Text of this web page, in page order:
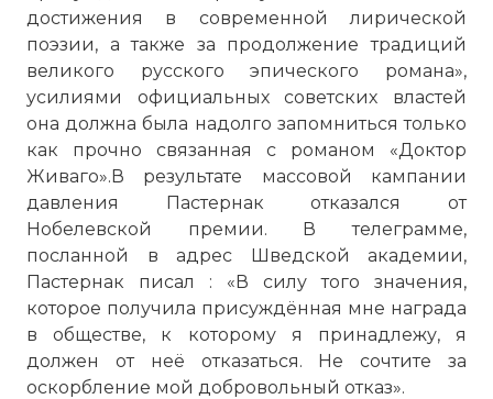
достижения в современной лирической
поэзии, а также за продолжение традиций
великого русского эпического романа»,
усилиями официальных советских властей
она должна была надолго запомниться только
как прочно связанная с романом «Доктор
Живаго».В результате массовой кампании
давления Пастернак отказался от
Нобелевской премии. В телеграмме,
посланной в адрес Шведской академии,
Пастернак писал : «В силу того значения,
которое получила присуждённая мне награда
в обществе, к которому я принадлежу, я
должен от неё отказаться. Не сочтите за
оскорбление мой добровольный отказ».
Имя:
Комментарий:
Проверочный код: